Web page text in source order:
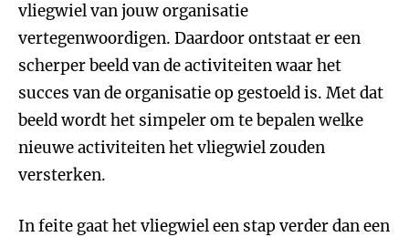
vliegwiel van jouw organisatie
vertegenwoordigen. Daardoor ontstaat er een
scherper beeld van de activiteiten waar het
succes van de organisatie op gestoeld is. Met dat
beeld wordt het simpeler om te bepalen welke
nieuwe activiteiten het vliegwiel zouden
versterken.
In feite gaat het vliegwiel een stap verder dan een